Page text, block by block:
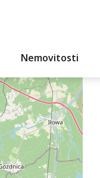
Nemovitosti